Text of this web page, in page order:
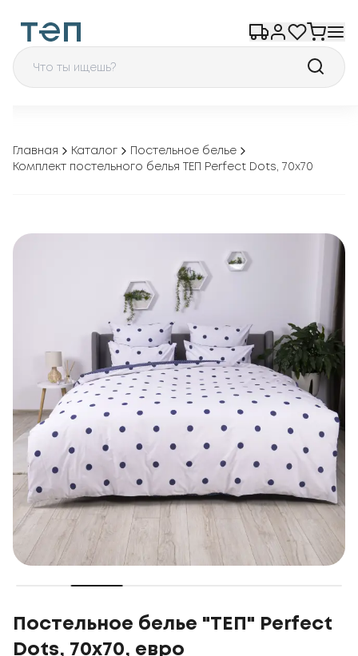
Главная Каталог
Постельное белье
Комплект постельного белья ТЕП Perfect Dots, 70x70
Постельное белье "ТЕП" Perfect
Dots, 70x70, евро